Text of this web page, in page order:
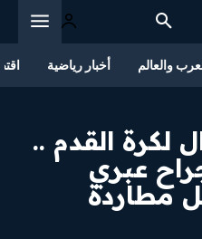
والعالم أخبار رياضية
لكرة القدم ..
عبري
مطاردة